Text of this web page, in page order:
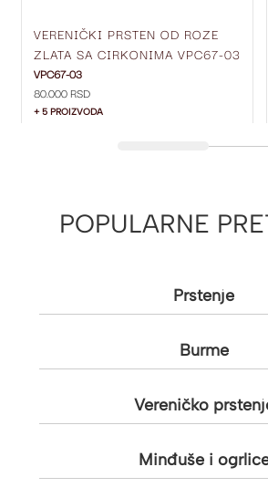
VERENIČKI PRSTEN OD ROZE
ZLATA SA CIRKONIMA VPC67-03
VPC67-03
80.000 RSD
+ 5 PROIZVODA
POPULARNE
Prstenje
Burme
Vereničko
Minđuše i